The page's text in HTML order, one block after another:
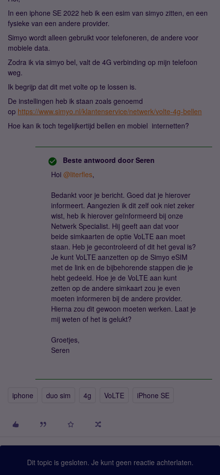
In een iphone SE 2022 heb ik een esim van simyo zitten, en een
fysieke van een andere provider.
Simyo wordt alleen gebruikt voor telefoneren, de andere voor
mobiele data.
Zodra ik via simyo bel, valt de 4G verbinding op mijn telefoon
weg.
Ik begrijp dat dit met volte op te lossen is.
De instellingen heb ik staan zoals genoemd
op https://www.simyo.nl/klantenservice/netwerk/volte-4g-bellen
Hoe kan ik toch tegelijkertijd bellen en mobiel internetten?
Beste antwoord door Seren
Hoi @literfles,
Bedankt voor je bericht. Goed dat je hierover
informeert. Aangezien ik dit zelf ook niet zeker
wist, heb ik hierover geïnformeerd bij onze
Netwerk Specialist. Hij geeft aan dat voor
beide simkaarten de optie VoLTE aan moet
staan. Heb je gecontroleerd of dit het geval is?
Je kunt VoLTE aanzetten op de Simyo eSIM
met de link en de bijbehorende stappen die je
hebt gedeeld. Hoe je de VoLTE aan kunt
zetten op de andere simkaart zou je even
moeten informeren bij de andere provider.
Hierna zou dit gewoon moeten werken. Laat je
mij weten of het is gelukt?
Groetjes,
Seren
iphone duo sim 4g VoLTE iPhone SE
Dit topic is gesloten. Je kunt geen reactie achterlaten.